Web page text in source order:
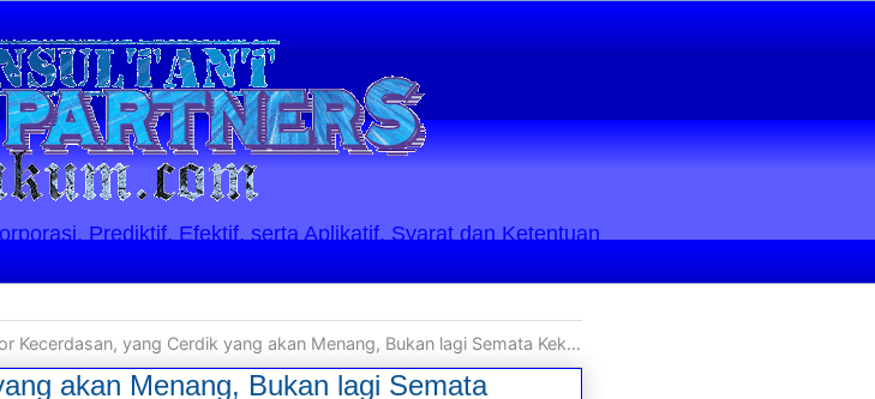
Prediktif, Efektif, serta Aplikatif. Syarat dan Ketentuan
Kecerdasan, yang Cerdik yang akan Menang, Bukan lagi Semata Kekuatan Otot
akan Menang, Bukan lagi Semata